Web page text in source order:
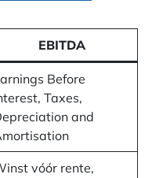
te berekenen
EBIT en EBITDA
EBITDA
Before
Taxes,
and
vóór rente,